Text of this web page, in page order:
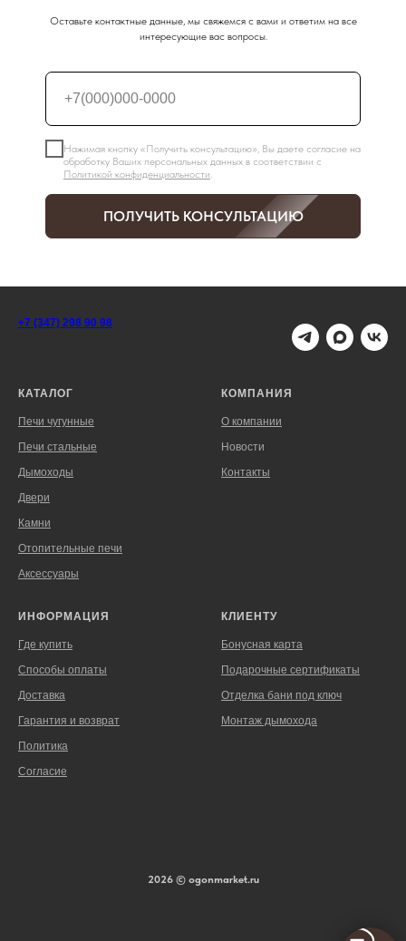
Оставьте контактные данные, мы свяжемся с вами и ответим на все
интересующие вас вопросы.
Нажимая кнопку «Получить консультацию», Вы даете согласие на
обработку Ваших персональных данных в соответствии с
Политикой конфиденциальности
ПОЛУЧИТЬ КОНСУЛЬТАЦИЮ
+7 (347) 298 90 98
КАТАЛОГ
Печи чугунные
Печи стальные
Дымоходы
Двери
Камни
Отопительные печи
Аксессуары
КОМПАНИЯ
О компании
Новости
Контакты
ИНФОРМАЦИЯ
Где купить
Способы оплаты
Доставка
Гарантия и возврат
Политика
Согласие
КЛИЕНТУ
Бонусная карта
Подарочные сертификаты
Отделка бани под ключ
Монтаж дымохода
2026 © ogonmarket.ru